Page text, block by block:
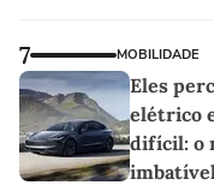
7 MOBILIDADE
Eles
elétrico
difícil: o